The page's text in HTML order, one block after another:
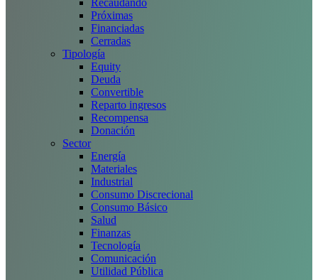
Recaudando
Próximas
Financiadas
Cerradas
Tipología
Equity
Deuda
Convertible
Reparto ingresos
Recompensa
Donación
Sector
Energía
Materiales
Industrial
Consumo Discrecional
Consumo Básico
Salud
Finanzas
Tecnología
Comunicación
Utilidad Pública